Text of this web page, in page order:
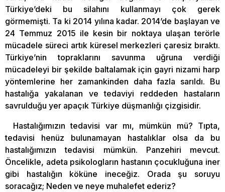
Türkiye’deki bu silahını kullanmayı çok gerek
görmemişti. Ta ki 2014 yılına kadar. 2014’de başlayan ve
24 Temmuz 2015 ile kesin bir noktaya ulaşan terörle
mücadele süreci artık küresel merkezleri çaresiz bıraktı.
Türkiye’nin topraklarını savunma uğruna verdiği
mücadeleyi bir şekilde baltalamak için gayri nizami harp
yöntemlerine her zamankinden daha fazla sarıldı. Bu
hastalığa yakalanan ve tedaviyi reddeden hastaların
savrulduğu yer apaçık Türkiye düşmanlığı çizgisidir.
Hastalığımızın tedavisi var mı, mümkün mü? Tıpta,
tedavisi henüz bulunamayan hastalıklar olsa da bu
hastalığımızın tedavisi mümkün. Panzehiri mevcut.
Öncelikle, adeta psikologların hastanın çocukluğuna iner
gibi hastalığın köküne ineceğiz. Orada şu soruyu
soracağız; Neden ve neye muhalefet ederiz?